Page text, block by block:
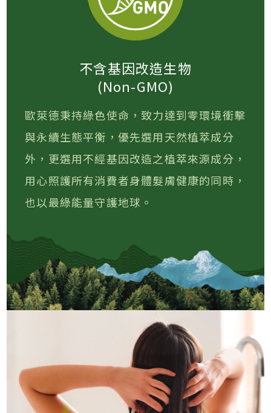
不含基因改造生物
(Non-GMO)
歐萊德秉持綠色使命，致力達到零環境衝擊
與永續生態平衡，優先選用天然植萃成分
外，更選用不經基因改造之植萃來源成分，
用心照護所有消費者身體髮膚健康的同時，
也以最綠能量守護地球。